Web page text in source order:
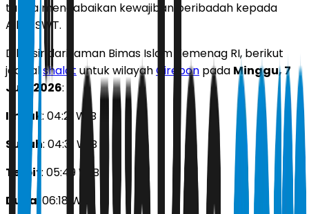
tanpa mengabaikan kewajiban beribadah kepada
Allah SWT.
Dilansir dari laman Bimas Islam Kemenag RI, berikut
jadwal shalat untuk wilayahCirebon pada Minggu, 7
Juni 2026:
Imsak: 04:21 WIB
Subuh: 04:31 WIB
Terbit : 05:49 WIB
Duha : 06:18 WIB